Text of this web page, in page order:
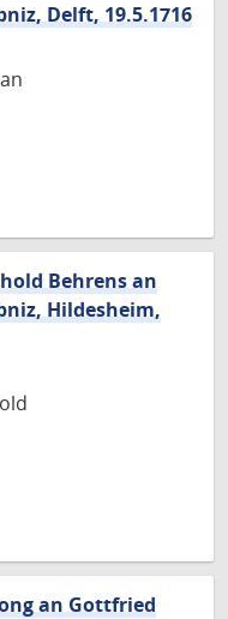
Delft, 19.5.1716
Behrens an
Hildesheim,
an Gottfried